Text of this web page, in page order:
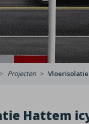
Projecten
Hattem